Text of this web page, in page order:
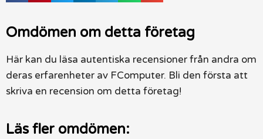
Omdömen om detta företag
Här kan du läsa autentiska recensioner från andra om
deras erfarenheter av FComputer. Bli den första att
skriva en recension om detta företag!
Läs fler omdömen: